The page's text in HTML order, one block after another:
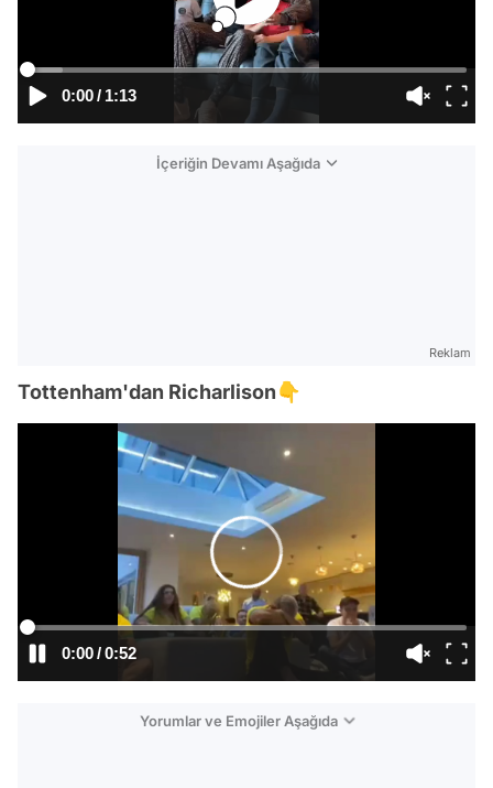
0:00/ 1:13
İçeriğin Devamı Aşağıda
Reklam
Tottenham'dan Richarlison👇
0:00/0:52
Yorumlar ve Emojiler Aşağıda